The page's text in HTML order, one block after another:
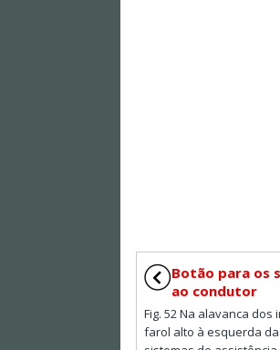
Botão para os
ao condutor
Fig. 52 Na alavanca
farol alto à esquerda